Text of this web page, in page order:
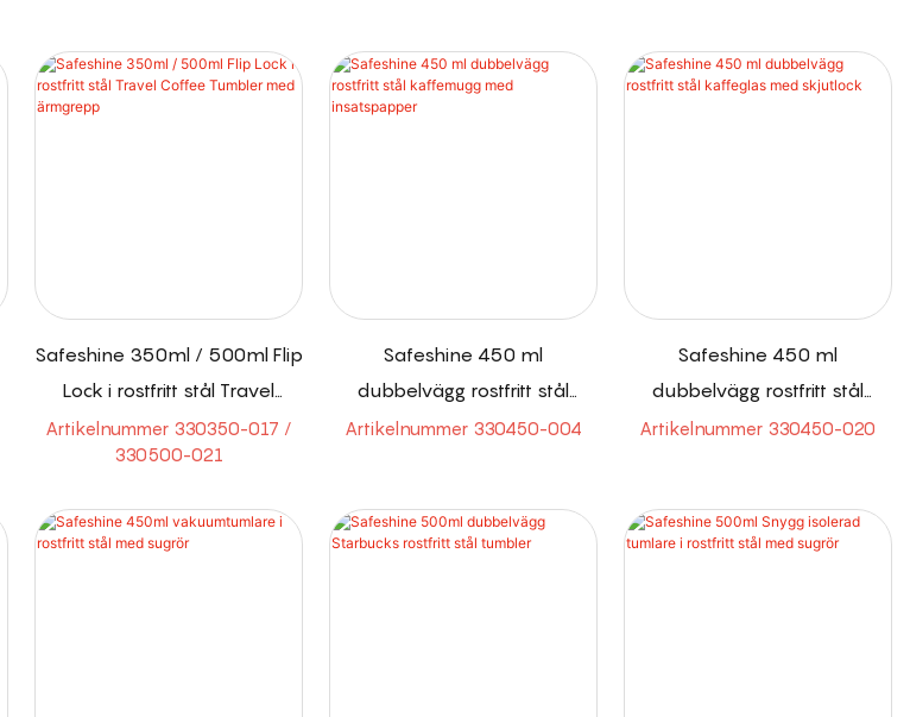
Safeshine 350ml / 500ml Flip
Lock i rostfritt stål Travel
Coffee Tumbler med
ärmgrepp
Artikelnummer 330350-017 /
330500-021
Safeshine 450 ml
dubbelvägg rostfritt stål
kaffemugg med insatspapper
Artikelnummer 330450-004
Safeshine 450 ml
dubbelvägg rostfritt stål
kaffeglas med skjutlock
Artikelnummer 330450-020